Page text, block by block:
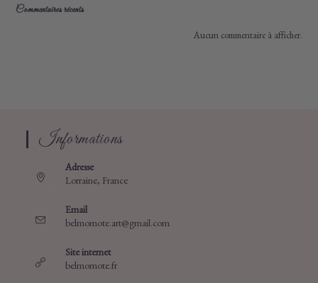
Commentaires récents
Aucun commentaire à afficher.
Informations
Adresse
Lorraine, France
Email
belmomote.art@gmail.comS’ouvre
Site internet
belmomote.fr